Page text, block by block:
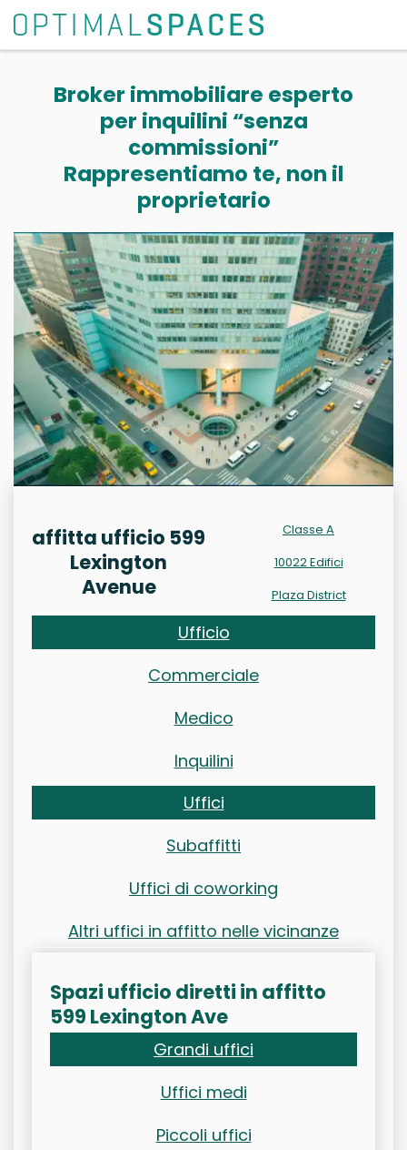
Broker immobiliare esperto
per inquilini “senza
commissioni”
Rappresentiamo te, non il
proprietario
affitta ufficio 599
Lexington
Avenue
Classe A
10022 Edifici
Plaza District
Ufficio
Commerciale
Medico
Inquilini
Uffici
Subaffitti
Uffici di coworking
Altri uffici in affitto nelle vicinanze
Spazi ufficio diretti in affitto
599 Lexington Ave
Grandi uffici
Uffici medi
Piccoli uffici